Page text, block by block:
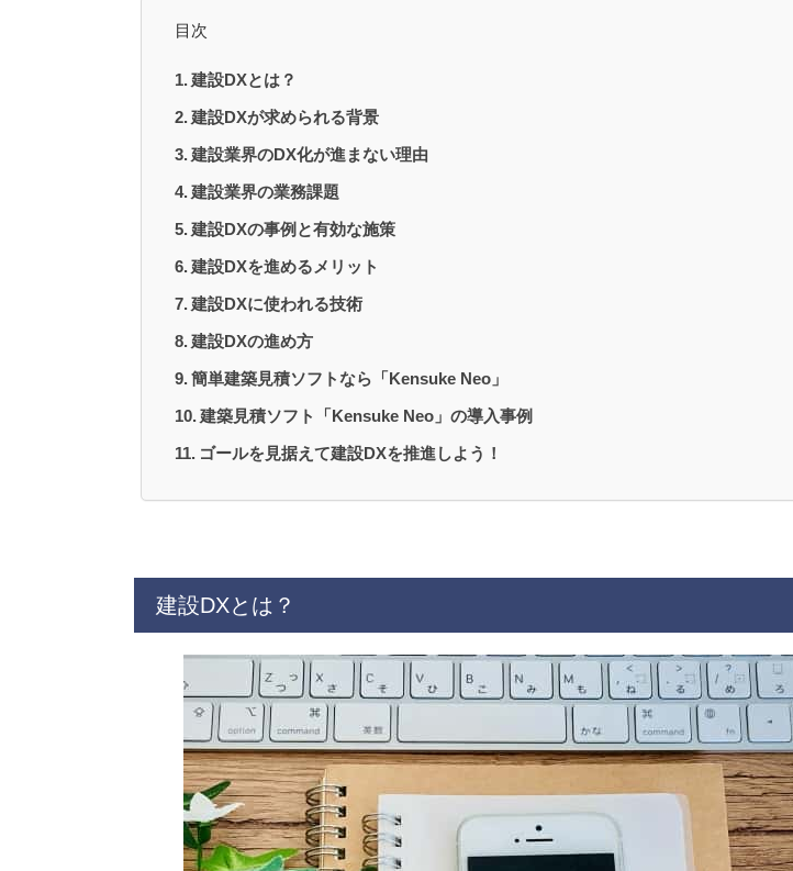
目次
建設DXとは？
建設DXが求められる背景
建設業界のDX化が進まない理由
建設業界の業務課題
建設DXの事例と有効な施策
建設DXを進めるメリット
建設DXに使われる技術
建設DXの進め方
簡単建築見積ソフトなら「Kensuke Neo」
建築見積ソフト「Kensuke Neo」の導入事例
ゴールを見据えて建設DXを推進しよう！
建設DXとは？